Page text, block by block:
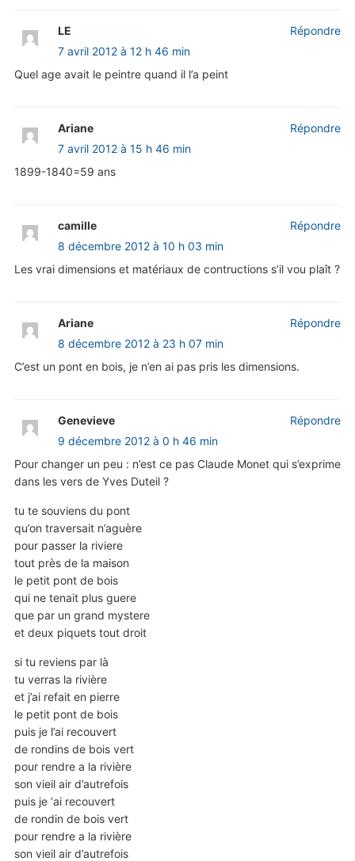
LE
7 avril 2012 à 12 h 46 min
Quel age avait le peintre quand il l’a peint
Répondre
Ariane
7 avril 2012 à 15 h 46 min
1899-1840=59 ans
Répondre
camille
8 décembre 2012 à 10 h 03 min
Les vrai dimensions et matériaux de contructions s’il vou plaît ?
Répondre
Ariane
8 décembre 2012 à 23 h 07 min
C’est un pont en bois, je n’en ai pas pris les dimensions.
Répondre
Genevieve
9 décembre 2012 à 0 h 46 min
Pour changer un peu : n’est ce pas Claude Monet qui s’exprime
dans les vers de Yves Duteil ?
tu te souviens du pont
qu’on traversait n’aguère
pour passer la riviere
tout près de la maison
le petit pont de bois
qui ne tenait plus guere
que par un grand mystere
et deux piquets tout droit
si tu reviens par là
tu verras la rivière
et j’ai refait en pierre
le petit pont de bois
puis je l’ai recouvert
de rondins de bois vert
pour rendre a la rivière
son vieil air d’autrefois
puis je ‘ai recouvert
de rondin de bois vert
pour rendre a la rivière
son vieil air d’autrefois
Répondre